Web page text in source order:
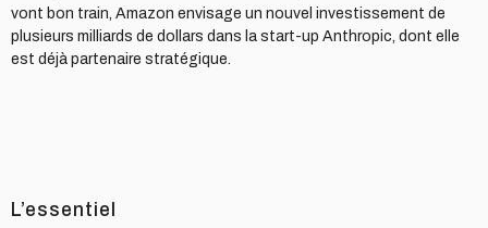
vont bon train, Amazon envisage un nouvel investissement de
plusieurs milliards de dollars dans la start-up Anthropic, dont elle
est déjà partenaire stratégique.
L’essentiel